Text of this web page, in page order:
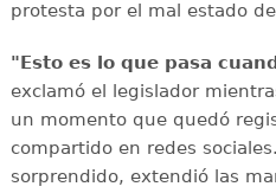
protesta por el mal estado
"Esto es lo que pasa
exclamó el legislador
un momento que quedó
compartido en redes
sorprendido, extendió las